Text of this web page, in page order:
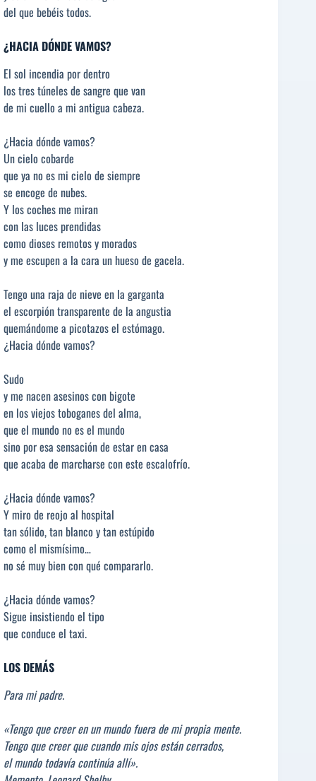
del que bebéis todos.
¿HACIA DÓNDE VAMOS?
El sol incendia por dentro
los tres túneles de sangre que van
de mi cuello a mi antigua cabeza.
¿Hacia dónde vamos?
Un cielo cobarde
que ya no es mi cielo de siempre
se encoge de nubes.
Y los coches me miran
con las luces prendidas
como dioses remotos y morados
y me escupen a la cara un hueso de gacela.
Tengo una raja de nieve en la garganta
el escorpión transparente de la angustia
quemándome a picotazos el estómago.
¿Hacia dónde vamos?
Sudo
y me nacen asesinos con bigote
en los viejos toboganes del alma,
que el mundo no es el mundo
sino por esa sensación de estar en casa
que acaba de marcharse con este escalofrío.
¿Hacia dónde vamos?
Y miro de reojo al hospital
tan sólido, tan blanco y tan estúpido
como el mismísimo…
no sé muy bien con qué compararlo.
¿Hacia dónde vamos?
Sigue insistiendo el tipo
que conduce el taxi.
LOS DEMÁS
Para mi padre.
«Tengo que creer en un mundo fuera de mi propia mente.
Tengo que creer que cuando mis ojos están cerrados,
el mundo todavía continúa allí».